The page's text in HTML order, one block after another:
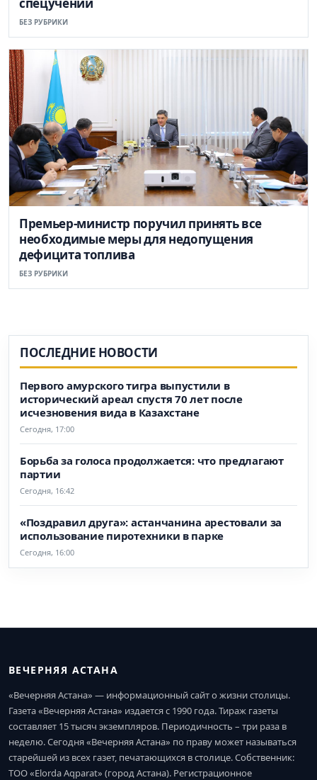
БЕЗ РУБРИКИ
Премьер-министр поручил принять все
необходимые меры для недопущения
дефицита топлива
БЕЗ РУБРИКИ
ПОСЛЕДНИЕ НОВОСТИ
Первого амурского тигра выпустили в
исторический ареал спустя 70 лет после
исчезновения вида в Казахстане
Сегодня, 17:00
Борьба за голоса продолжается: что предлагают
партии
Сегодня, 16:42
«Поздравил друга»: астанчанина арестовали за
использование пиротехники в парке
Сегодня, 16:00
ВЕЧЕРНЯЯ АСТАНА
«Вечерняя Астана» — информационный сайт о жизни столицы.
Газета «Вечерняя Астана» издается с 1990 года. Тираж газеты
составляет 15 тысяч экземпляров. Периодичность – три раза в
неделю. Сегодня «Вечерняя Астана» по праву может называться
старейшей из всех газет, печатающихся в столице. Собственник:
ТОО «Elorda Aqparat» (город Астана). Регистрационное